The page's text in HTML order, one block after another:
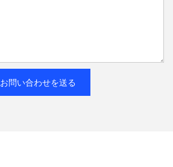
お問い合わせを送る